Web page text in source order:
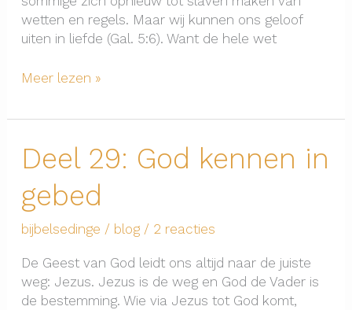
wetten en regels. Maar wij kunnen ons geloof
uiten in liefde (Gal. 5:6). Want de hele wet
Deel
God
in
de
wet
Meer lezen »
Deel 29: God kennen in
gebed
bijbelsedinge / blog/ 2 reacties
De Geest van God leidt ons altijd naar de juiste
weg: Jezus. Jezus is de weg en God de Vader is
de bestemming. Wie via Jezus tot God komt,